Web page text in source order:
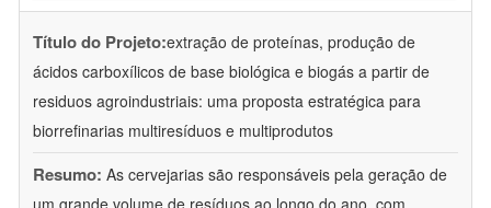
Título do Projeto:extração de proteínas, produção de
ácidos carboxílicos de base biológica e biogás a partir de
residuos agroindustriais: uma proposta estratégica para
biorrefinarias multiresíduos e multiprodutos
Resumo: As cervejarias são responsáveis pela geração de